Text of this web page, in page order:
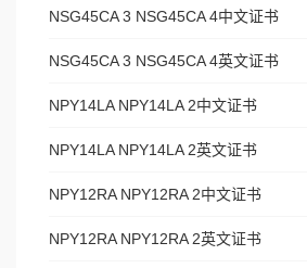
VDE认证证书
NSG45CA 3 NSG45CA 4中文证书
NSG45CA 3 NSG45CA 4英文证书
NPY14LA NPY14LA 2中文证书
NPY14LA NPY14LA 2英文证书
NPY12RA NPY12RA 2中文证书
NPY12RA NPY12RA 2英文证书